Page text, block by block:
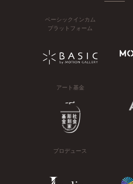
ベーシックインカム
プラットフォーム
アート基金
プロデュース